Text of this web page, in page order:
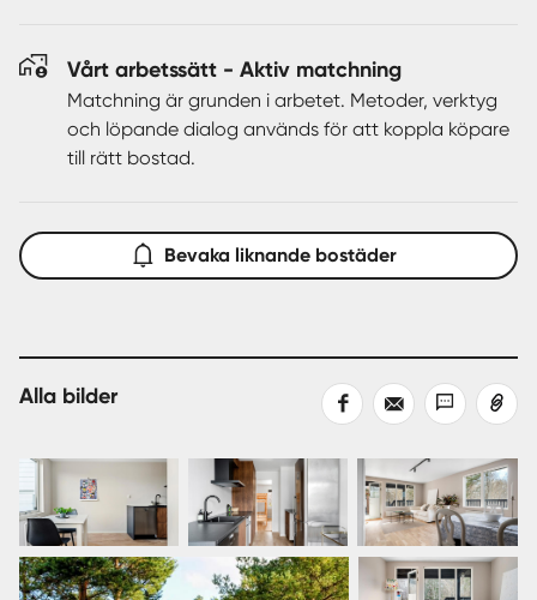
Vårt arbetssätt - Aktiv matchning
Matchning är grunden i arbetet. Metoder, verktyg
och löpande dialog används för att koppla köpare
till rätt bostad.
Bevaka liknande bostäder
Alla bilder
Dela
Dela
med
Dela
med
Kopiera
länk